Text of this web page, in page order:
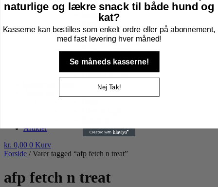
Godbidder
Legetøj
Transport Af Gnavere
Seler og Liner til gnavere
Tilbehør til bur
Bund til Bur
Højtider gnaver
Artikler
kr. 0,00 0 Kurv
Forside / Varer tagged “afp fetch n treat”
afp fetch n treat
naturlige og lækre snack til både hund og
kat?
Kasserne kan bestilles som enkelt ordre eller på abonnement,
med fast levering hver måned!
Se måneds kasserne!
Nej Tak!